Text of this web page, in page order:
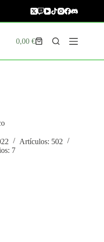
Carro
compra
0,00€
Artículos: 502
7